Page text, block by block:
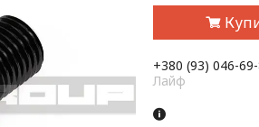
+380 (93) 046-
Лайф